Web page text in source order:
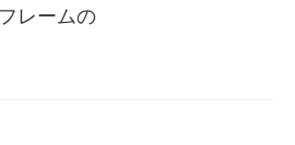
レームの